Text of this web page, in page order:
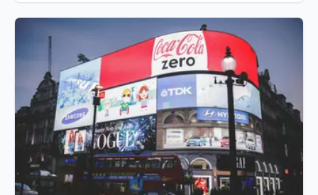
más, evitar roturas...